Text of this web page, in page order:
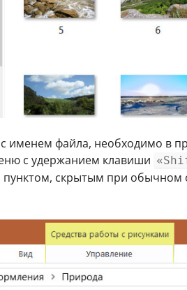
именем файла, необходимо в
с удержанием клавиши
пунктом, скрытым при обычном